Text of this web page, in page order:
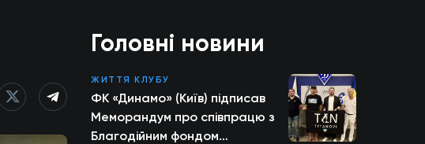
Головні новини
ЖИТТЯ КЛУБУ
ФК «Динамо» (Київ) підписав
Меморандум про співпрацю з
Благодійним фондом